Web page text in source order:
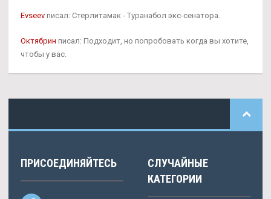
Evseev писал: Стерлитамак - Туранабол экс-сенатора.
Октябрин писал: Подходит, но попробовать когда вы хотите,
чтобы у вас.
ПРИСОЕДИНЯЙТЕСЬ
СЛУЧАЙНЫЕ
КАТЕГОРИИ